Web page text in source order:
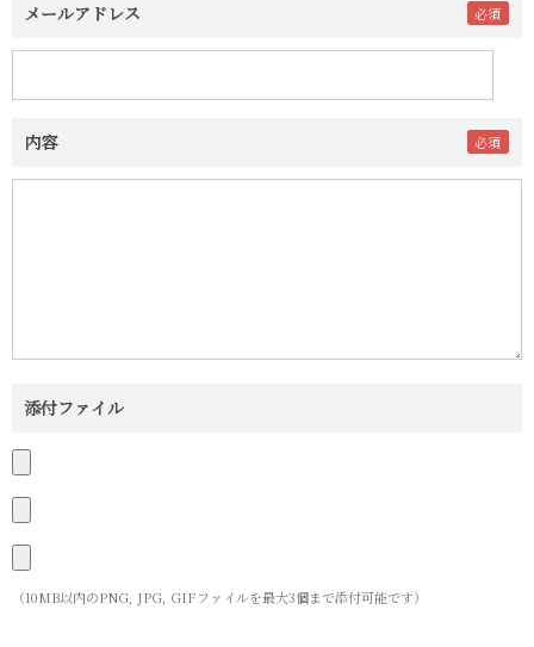
メールアドレス
内容
添付ファイル
（10MB以内のPNG, JPG, GIFファイルを最大3個まで添付可能です）